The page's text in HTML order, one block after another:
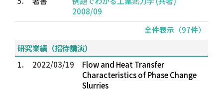
2008/09
全件表示（97件）
研究業績（招待講演）
1.
2022/03/19
Flow and Heat Transfer
Characteristics of Phase Change
Slurries